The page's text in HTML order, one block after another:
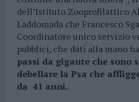
dell’Istituto Zooprofilattico
Laddomada che Francesco
Coordinatore unico servizio
pubblici, che dati alla mano
passi da gigante che sono
debellare la Psa che
da 41 anni.